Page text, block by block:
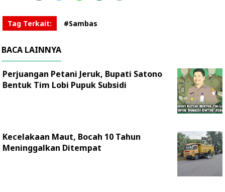
Tag Terkait: #Sambas
BACA LAINNYA
Perjuangan Petani Jeruk, Bupati Satono
Bentuk Tim Lobi Pupuk Subsidi
Kecelakaan Maut, Bocah 10 Tahun
Meninggalkan Ditempat